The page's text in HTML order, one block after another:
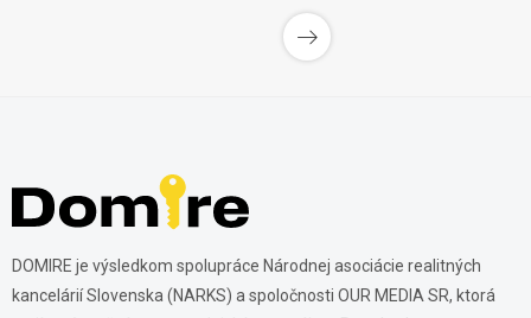
DOMIRE je výsledkom spolupráce Národnej asociácie realitných
kancelárií Slovenska (NARKS) a spoločnosti OUR MEDIA SR, ktorá